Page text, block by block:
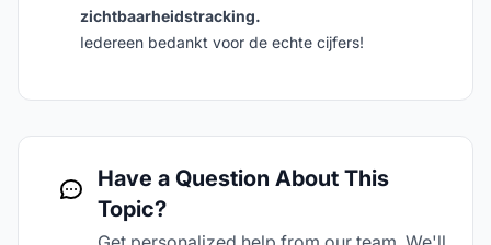
zichtbaarheidstracking.
Iedereen bedankt voor de echte cijfers!
Have a Question About This
Topic?